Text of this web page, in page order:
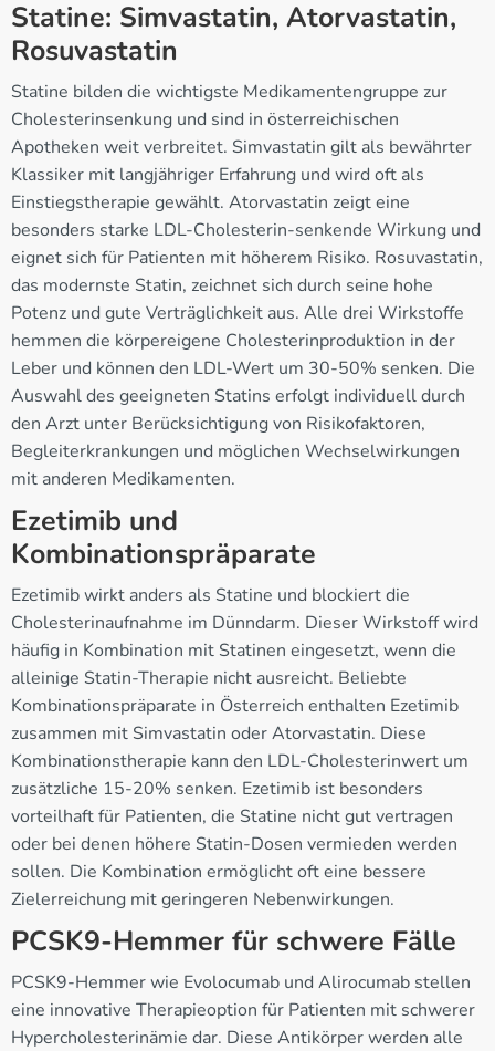
Statine: Simvastatin, Atorvastatin,
Rosuvastatin
Statine bilden die wichtigste Medikamentengruppe zur
Cholesterinsenkung und sind in österreichischen
Apotheken weit verbreitet. Simvastatin gilt als bewährter
Klassiker mit langjähriger Erfahrung und wird oft als
Einstiegstherapie gewählt. Atorvastatin zeigt eine
besonders starke LDL-Cholesterin-senkende Wirkung und
eignet sich für Patienten mit höherem Risiko. Rosuvastatin,
das modernste Statin, zeichnet sich durch seine hohe
Potenz und gute Verträglichkeit aus. Alle drei Wirkstoffe
hemmen die körpereigene Cholesterinproduktion in der
Leber und können den LDL-Wert um 30-50% senken. Die
Auswahl des geeigneten Statins erfolgt individuell durch
den Arzt unter Berücksichtigung von Risikofaktoren,
Begleiterkrankungen und möglichen Wechselwirkungen
mit anderen Medikamenten.
Ezetimib und
Kombinationspräparate
Ezetimib wirkt anders als Statine und blockiert die
Cholesterinaufnahme im Dünndarm. Dieser Wirkstoff wird
häufig in Kombination mit Statinen eingesetzt, wenn die
alleinige Statin-Therapie nicht ausreicht. Beliebte
Kombinationspräparate in Österreich enthalten Ezetimib
zusammen mit Simvastatin oder Atorvastatin. Diese
Kombinationstherapie kann den LDL-Cholesterinwert um
zusätzliche 15-20% senken. Ezetimib ist besonders
vorteilhaft für Patienten, die Statine nicht gut vertragen
oder bei denen höhere Statin-Dosen vermieden werden
sollen. Die Kombination ermöglicht oft eine bessere
Zielerreichung mit geringeren Nebenwirkungen.
PCSK9-Hemmer für schwere Fälle
PCSK9-Hemmer wie Evolocumab und Alirocumab stellen
eine innovative Therapieoption für Patienten mit schwerer
Hypercholesterinämie dar. Diese Antikörper werden alle